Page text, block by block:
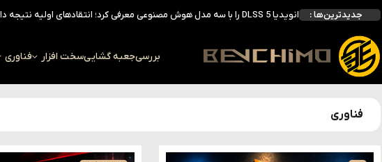
جدیدترین‌ها :
انویدیا DLSS 5 را با سه مدل هوش مصنوعی معرفی کرد؛ انتقادهای اولیه نتیجه داد
بررسی کیس GAMDIAS NESO P1 Pro؛ فول‌تاوری مهندسی‌شده برای سیستم‌های رده‌بالا
بررسیجعبه گشاییسخت افزار فناوری
فناوری